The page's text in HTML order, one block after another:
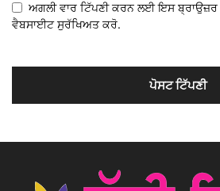
ਅਗਲੀ ਵਾਰ ਟਿੱਪਣੀ ਕਰਨ ਲਈ ਇਸ
ਵੈਬਸਾਈਟ ਸੁਰੱਖਿਅਤ ਕਰੋ.